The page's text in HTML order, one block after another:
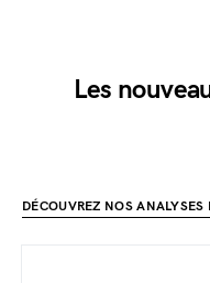
Les
DÉCOUVREZ NOS ANALYSES